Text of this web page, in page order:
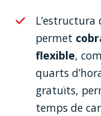
permet
flexible,
quarts
gratuïts,
temps de